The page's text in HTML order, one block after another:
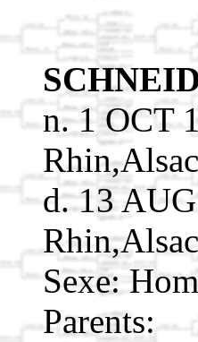
n. 1 OCT
d. 13
Sexe:
Parents: